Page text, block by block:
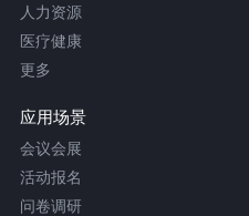
人力资源
医疗健康
更多
应用场景
会议会展
活动报名
问卷调研